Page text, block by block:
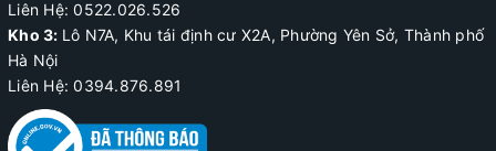
Liên Hệ:0522.026.526
Kho 3: Lô N7A, Khu tái định cư X2A, Phường Yên Sở, Thành phố
Hà Nội
Liên Hệ: 0394.876.891